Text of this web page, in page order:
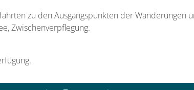
zu den Ausgangspunkten der Wanderungen
Zwischenverpflegung.